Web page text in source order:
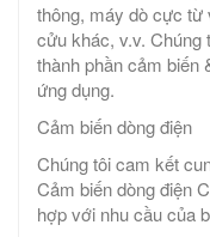
thông, máy dò cực từ
cửu khác, v.v. Chúng
thành phần cảm biến
ứng dụng.
Cảm biến dòng điện
Chúng tôi cam kết
Cảm biến dòng điện
hợp với nhu cầu của